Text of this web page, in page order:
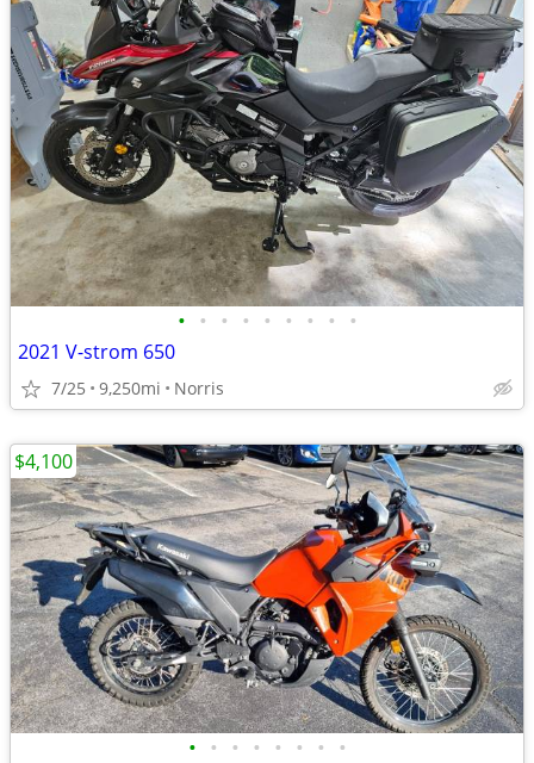
• • • • • • • • •
2021 V-strom 650
7/25 9,250mi Norris
• • • • • • • •
$4,100